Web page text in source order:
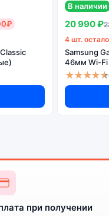
В наличии
20 990 ₽
4 шт.
Samsung
46мм Wi-
★★★★★
при получении